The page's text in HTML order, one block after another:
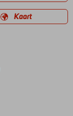
Kaart